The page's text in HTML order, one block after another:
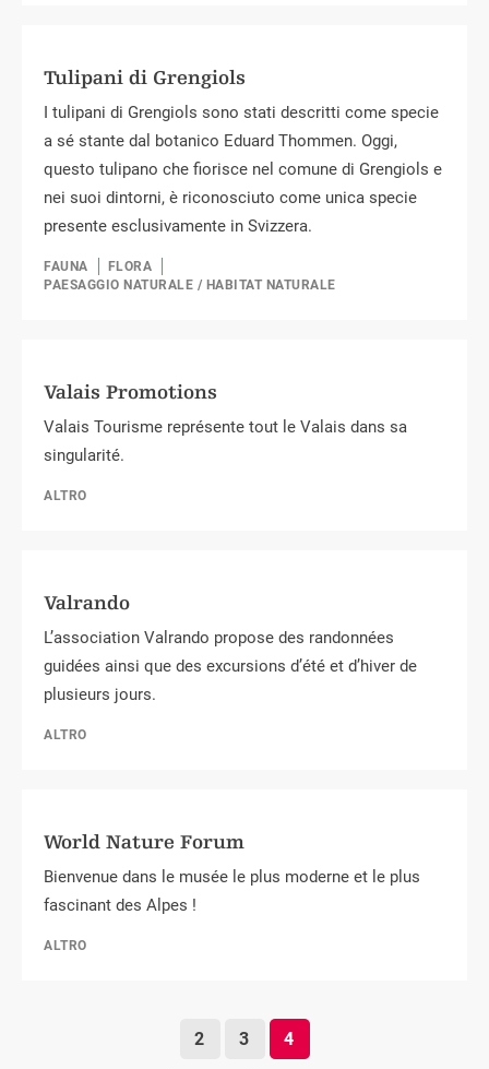
Tulipani di Grengiols
I tulipani di Grengiols sono stati descritti come specie
a sé stante dal botanico Eduard Thommen. Oggi,
questo tulipano che fiorisce nel comune di Grengiols e
nei suoi dintorni, è riconosciuto come unica specie
presente esclusivamente in Svizzera.
FAUNA
FLORA
PAESAGGIO NATURALE / HABITAT NATURALE
Valais Promotions
Valais Tourisme représente tout le Valais dans sa
singularité.
ALTRO
Valrando
L’association Valrando propose des randonnées
guidées ainsi que des excursions d’été et d’hiver de
plusieurs jours.
ALTRO
World Nature Forum
Bienvenue dans le musée le plus moderne et le plus
fascinant des Alpes !
ALTRO
2 3 4